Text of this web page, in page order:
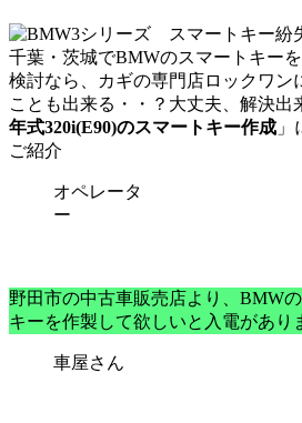
千葉・茨城でBMWのスマートキー
検討なら、カギの専門店ロックワン
ことも出来る・・？大丈夫、解決出
年式320i(E90)のスマートキー作成
ご紹介
オペレータ
ー
野田市の中古車販売店より、BMW
キーを作製して欲しいと入電があり
車屋さん